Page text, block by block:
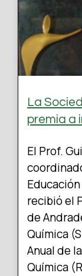
La
premia a
El Prof.
recibió el
de
Química
Anual de
Química